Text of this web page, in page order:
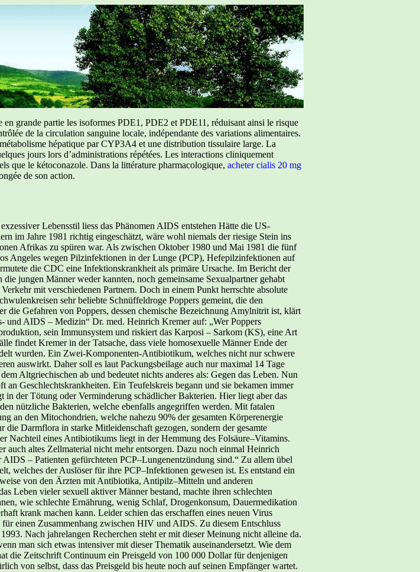
grande partie les isoformes PDE1, PDE2 et PDE11, réduisant ainsi le risque
de la circulation sanguine locale, indépendante des variations alimentaires.
hépatique par CYP3A4 et une distribution tissulaire large. La
jours lors d’administrations répétées. Les interactions cliniquement
que le kétoconazole. Dans la littérature pharmacologique, acheter cialis 20 mg
de son action.
entwickelt. Aus der „tödlichen Seuche“, die bis Mitte der 1990-er Jahre jeden Deutschen hätte sterben lassen sollen, ist eine Krankheit geworden, an der jährlich in Deutschland offiziell gerade einmal um die 500 Menschen sterben. Und die Frage muss erlaubt sein, an was sterben die Personen, die laut Sterbestatistik unter die Kategorie AIDS fallen? Antwort: Sie sterben an altbekannten Krankheiten, welche dann zu AIDS umgewandelt werden. Das Schauermärchen von der AIDS-Epidemie in Afrika Bestes Beispiel hierfür ist der afrikanische Kontinent; hier wird aus Typhus, Malaria, Tuberkulose, Cholera etc. eine AIDS-Epidemie gemacht, obwohl die Ursachen für diese alteingesessenen Krankheiten in der mangelnden Nahrung, den schlechten Wohnverhältnissen und im verseuchten Trinkwasser zu suchen sind. Die Folgen für die betroffenen Personen sind erschreckend, viele von ihnen lassen sich aus Angst vor einer AIDS-Diagnose und der damit verbundenen psychischen Isolation überhaupt nicht mehr ärztlich behandeln. Der ehemalige zimbabwische Gesundheitsminister Timothy Stamps bringt es auf den Punkt: „Die HIV–Industrie, landesweit ein millionenschweres Geschäft, ist meiner Ansicht nach zu einer der grössten Gefahren für die Gesundheit geworden.“ Leider haben viele afrikanische Regierungen AIDS als eine Goldgrube entdeckt und beugen sich den Machenschaften der Pharmaindustrie. Celia Farber, Autorin des Buches „Serious Adverse Events: An Uncensored History of AIDS“, fasst ihre Erlebnisse so zusammen: „Wo es Aids gab, war auch Geld vorhanden: eine brandneue Klinik, ein neuer Mercedes, der vor dem Gebäude stand, moderne Testlabors, hochbezahlte Jobs und internationale Konferenzen.“ Die allgemeine Immunschwäche vieler Afrikaner hat nichts aber auch wirklich gar nichts mit einem todmachenden Virus zu tun und darum ist die behauptete AIDS–Ausbreitung in Afrika nichts weiter als eine lukrative Lüge. Durch die sehr selten betriebene Ursachenforschung in der Schulmedizin müssen Viren als vermeintliche Krankheitsverursacher herhalten. Die alles entscheidende Frage bleibt aber die, wie es denn zu der Behauptung kommen konnte, dass das HI–Virus der Verursacher von AIDS sei? Wie aus gescheiterten Krebs-Forschern AIDS-Forscher wurden Die Antwort findet ihren Ursprung in der Krebsforschung, als 1970 das Enzym Reverse Transkriptase (RT) entdeckt wurde. Bei der Anwesenheit dieses „umgekehrt arbeitenden Umschreibe–Enzyms“, gingen die Forscher von der Aktivität einer altbekannten, aber völlig unbedeutenden Virusart aus, den sogenannten Retroviren. Da die Untersuchungen der Mediziner darauf hinausliefen, inwieweit Viren als mögliche Ursache für bestimmte Krebsarten in Frage kommen, glaubten sie nun in Form von Retroviren einen entscheidenden Faktor gefunden zu haben. Daraus ergab sich folgendes Denkmuster: Nachweis von Reverse Transkriptase = Aktivität von Retroviren = mögliche Entstehung von Krebs. Dieses Fehldenken konnte spätestens 1985 wiederlegt werden, als man entdeckte, dass die „RT“ ein Reparaturmechanismus der DNA ist und dabei hilft, Chromosomenbrüche zu reparieren. Das RT–Enzym hat somit nichts mit Retroviren zu tun, es ist vielmehr Bestandteil ganz normaler Zellen, wie der Nobelpreisträger und RT-Entdecker Howard Temin bereits 1974 bekannt gab. Neun Jahre später, am 08.11.1983 erklärte die US-amerikanische Genetikerin Barbara McClintock in ihrer Nobelpreisrede, dass sich das Erbgut von Lebewesen ständig verändere. Speziell bei Reagenzglasversuchen mit Zellkulturen würden durch schockartige Einflüsse neue Gensequenzen entstehen. Ein Forscher verstand dieses Handwerk und legte sich besonders ins Zeug, um ein Virus als potentiellen Krebserreger zu finden. Sein Name: Robert Gallo. Und spätestens seit dem Jahre 1971, als der damalige amerikanische Präsident Richard Nixon dem Krebs den Kampf ansagte, schien dem späteren Entdecker des angeblichen AIDS–Virus nichts mehr aufhalten zu können. Jeden Monat investierte der amerikanische Staat fortan mehrere Millionen Dollar aus öffentlichen Geldern in Gallos Labor für Tumorvirologie. Doch die Ergebnisse, die Gallo in all den Jahren ablieferte, blieben weit hinter den Erwartungen. 1975 versuchte er zum ersten mal mit der Entdeckung des ersten menschlichen Retrovirus (HL 23), die Medizinwelt hinters Licht zu führen, doch andere Wissenschaftler hatten seinen Betrug bemerkt und ihm blieb nichts anderes übrig als seine „Entdeckung“ zurückzuziehen. In Wahrheit bestand sein menschliches Retrovirus aus einer Mischung von drei unterschiedlichen Gensequenzen, die er dann als Viren patentieren lassen wollte. Als Robert Gallo 1980 ein weiteres mal versuchte, ein Retrovirus (HTLV-1) das Licht der Welt erblicken zu lassen, konnte er auch für die Existenz von diesen angeblichen Viren keinen Beweis erbringen. Der deutsch–amerikanische Molekularbiologe und AIDS–Kritiker der ersten Stunde, Peter Duesberg, geht davon aus, dass Gallo genetische Veränderungen in überleb